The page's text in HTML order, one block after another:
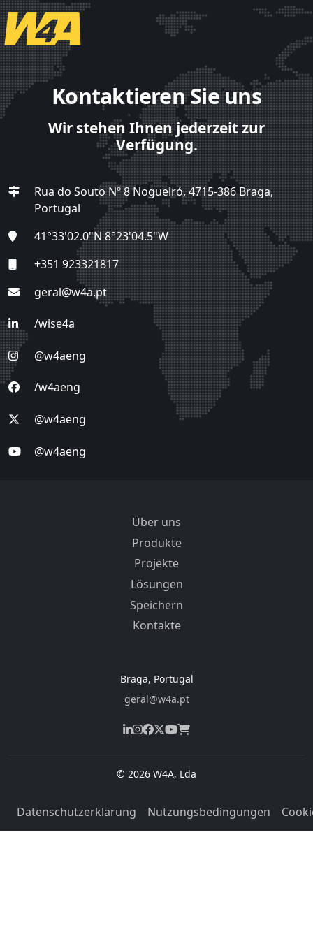
Kontaktieren Sie uns
Wir stehen Ihnen jederzeit zur
Verfügung.
Rua do Souto Nº 8 Nogueiró, 4715-386 Braga,
Portugal
41°33'02.0"N 8°23'04.5"W
+351 923321817
geral@w4a.pt
/wise4a
@w4aeng
/w4aeng
@w4aeng
@w4aeng
Über uns
Produkte
Projekte
Lösungen
Speichern
Kontakte
Braga, Portugal
geral@w4a.pt
© 2026 W4A, Lda
Datenschutzerklärung Nutzungsbedingungen